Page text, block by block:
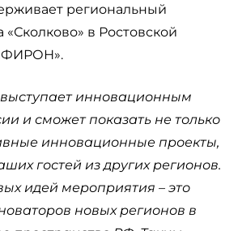
региональный
в Ростовской
инновационным
и сможет показать не только
инновационные проекты,
гостей из других регионов.
идей мероприятия – это
новых регионов в